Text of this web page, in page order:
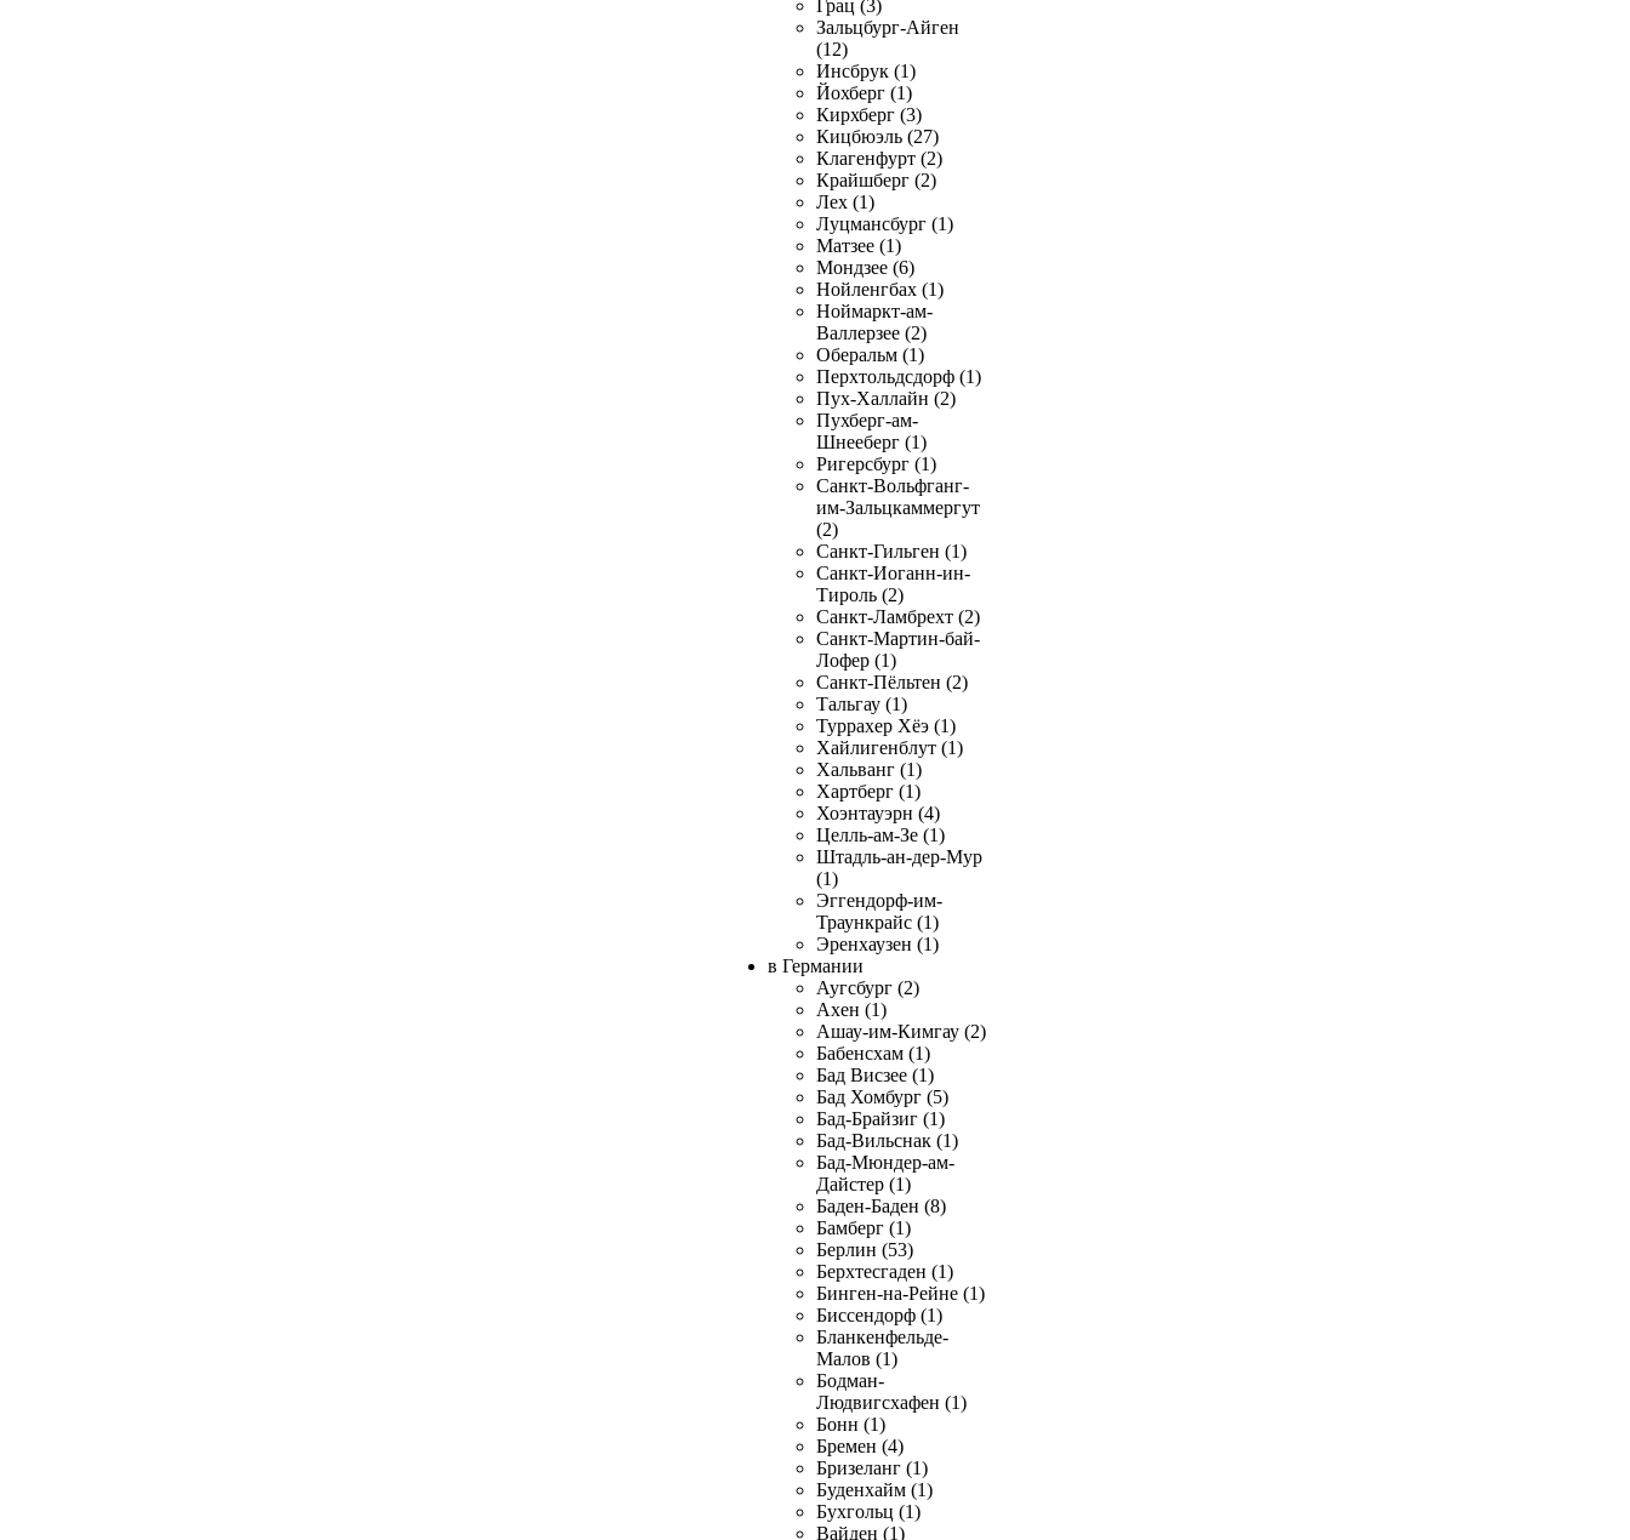
Грац (3)
Зальцбург-Айген
(12)
Инсбрук (1)
Йохберг (1)
Кирхберг (3)
Кицбюэль (27)
Клагенфурт (2)
Крайшберг (2)
Лех (1)
Луцмансбург (1)
Матзее (1)
Мондзее (6)
Нойленгбах (1)
Ноймаркт-ам-
Валлерзее (2)
Оберальм (1)
Перхтольдсдорф (1)
Пух-Халлайн (2)
Пухберг-ам-
Шнееберг (1)
Ригерсбург (1)
Санкт-Вольфганг-
им-Зальцкаммергут
(2)
Санкт-Гильген (1)
Санкт-Иоганн-ин-
Тироль (2)
Санкт-Ламбрехт (2)
Санкт-Мартин-бай-
Лофер (1)
Санкт-Пёльтен (2)
Тальгау (1)
Туррахер Хёэ (1)
Хайлигенблут (1)
Хальванг (1)
Хартберг (1)
Хоэнтауэрн (4)
Целль-ам-Зе (1)
Штадль-ан-дер-Мур
(1)
Эггендорф-им-
Траункрайс (1)
Эренхаузен (1)
в Германии
Аугсбург (2)
Ахен (1)
Ашау-им-Кимгау (2)
Бабенсхам (1)
Бад Висзее (1)
Бад Хомбург (5)
Бад-Брайзиг (1)
Бад-Вильснак (1)
Бад-Мюндер-ам-
Дайстер (1)
Баден-Баден (8)
Бамберг (1)
Берлин (53)
Берхтесгаден (1)
Бинген-на-Рейне (1)
Биссендорф (1)
Бланкенфельде-
Малов (1)
Бодман-
Людвигсхафен (1)
Бонн (1)
Бремен (4)
Бризеланг (1)
Буденхайм (1)
Бухгольц (1)
Вайден (1)